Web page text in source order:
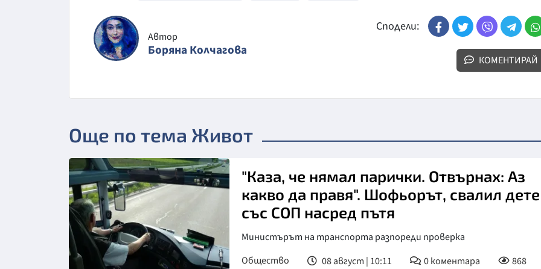
Автор
Боряна Колчагова
Сподели:
КОМЕНТИРАЙ
Още по тема Живот
"Каза, че нямал парички. Отвърнах: Аз
какво да правя". Шофьорът, свалил дете
със СОП насред пътя
Министърът на транспорта разпореди проверка
Общество
08 август | 10:11 0коментара 868